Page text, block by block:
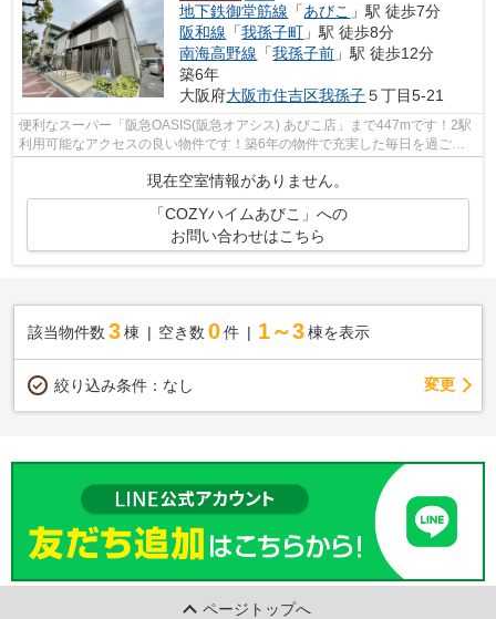
地下鉄御堂筋線 「あびこ 」駅 徒歩7分
阪和線 「我孫子町 」駅 徒歩8分
南海高野線 「我孫子前 」駅 徒歩12分
築6年
大阪府大阪市住吉区我孫子５丁目5-21
便利なスーパー「阪急OASIS(阪急オアシス) あびこ店」まで447mです！2駅
利用可能なアクセスの良い物件です！築6年の物件で充実した毎日を過ごし
現在空室情報がありません。
「COZYハイムあびこ」への
お問い合わせはこちら
該当物件数 3棟 空き数 0 件 1～3 棟を表示
絞り込み条件： なし 変更
ページトップへ